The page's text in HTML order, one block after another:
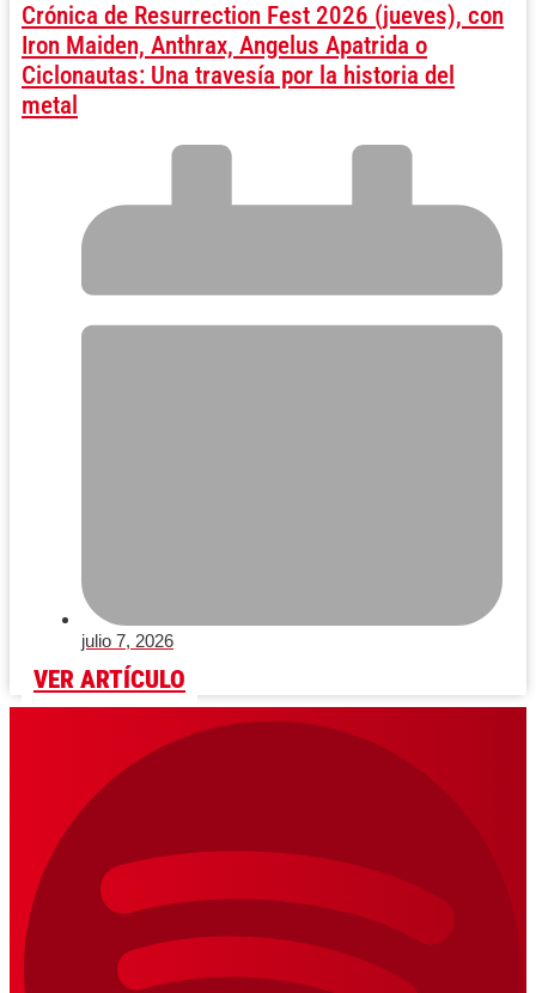
Crónica de Resurrection Fest 2026 (jueves), con
Iron Maiden, Anthrax, Angelus Apatrida o
Ciclonautas: Una travesía por la historia del
metal
julio 7, 2026
VER ARTÍCULO